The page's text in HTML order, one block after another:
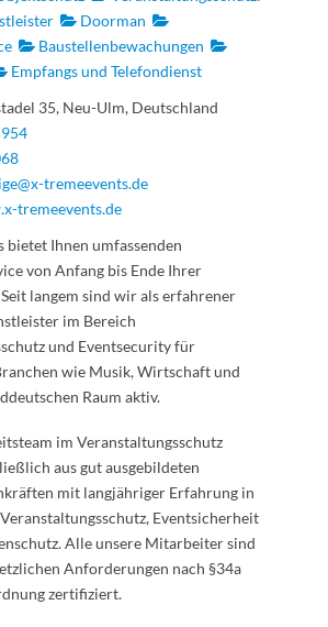
Doorman
Baustellenbewachungen
Empfangs und Telefondienst
35, Neu-Ulm, Deutschland
tremeevents.de
tremeevents.de
bietet Ihnen umfassenden
von Anfang bis Ende Ihrer
langem sind wir als erfahrener
im Bereich
und Eventsecurity für
wie Musik, Wirtschaft und
Raum aktiv.
im Veranstaltungsschutz
aus gut ausgebildeten
mit langjähriger Erfahrung in
Eventsicherheit
Alle unsere Mitarbeiter sind
Anforderungen nach §34a
zertifiziert.